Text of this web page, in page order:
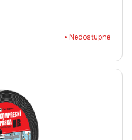
Nedostupné